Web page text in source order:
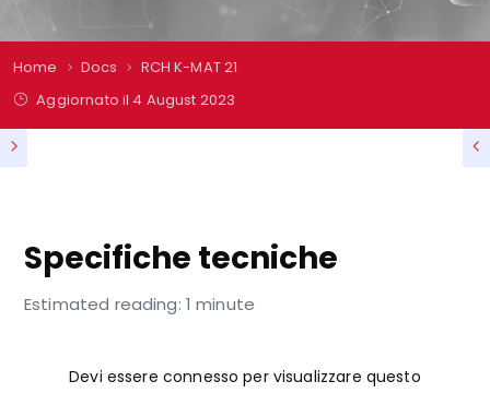
Home Docs
RCH K-MAT 21
Aggiornato il 4 August 2023
Specifiche tecniche
Estimated reading: 1 minute
Devi essere connesso per visualizzare questo